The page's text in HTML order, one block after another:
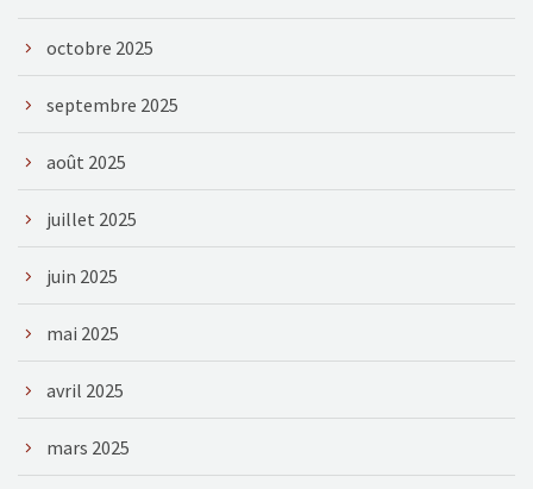
octobre 2025
septembre 2025
août 2025
juillet 2025
juin 2025
mai 2025
avril 2025
mars 2025